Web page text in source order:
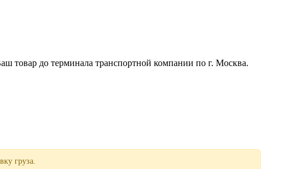
до терминала транспортной компании по г. Москва.
груза.